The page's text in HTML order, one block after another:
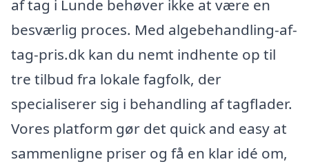
af tag i Lunde behøver ikke at være en
besværlig proces. Med algebehandling-af-
tag-pris.dk kan du nemt indhente op til
tre tilbud fra lokale fagfolk, der
specialiserer sig i behandling af tagflader.
Vores platform gør det quick and easy at
sammenligne priser og få en klar idé om,